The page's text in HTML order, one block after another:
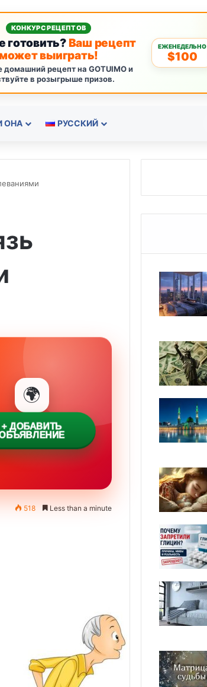
КОНКУРС РЕЦЕПТОВ
готовить?Ваш рецепт
может выиграть!
домашний рецепт на GOTUIMO и
в розыгрыше призов.
ЕЖЕНЕДЕЛЬНО
$100
ОНА РУССКИЙ
🌍
+ ДОБАВИТЬ
518 Less than a minute